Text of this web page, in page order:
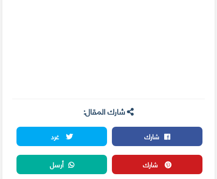
شارك المقال:
شارك
غرد
شارك
أرسل